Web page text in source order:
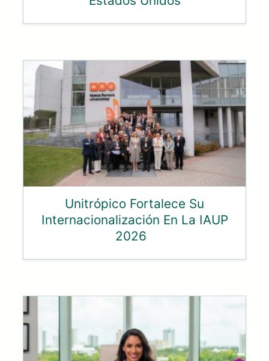
Unitrópico Fortalece Su
Internacionalización En La IAUP
2026